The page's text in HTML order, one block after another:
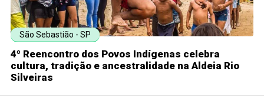
São Sebastião - SP
4º Reencontro dos Povos Indígenas celebra
cultura, tradição e ancestralidade na Aldeia Rio
Silveiras